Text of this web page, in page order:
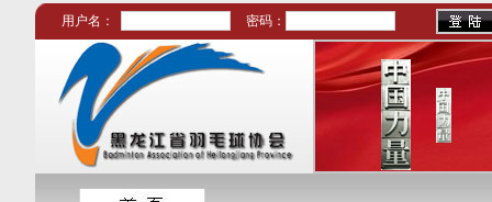
用户名： 密码：